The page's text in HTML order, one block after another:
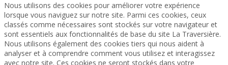
Nous utilisons des cookies pour améliorer votre expérience
lorsque vous naviguez sur notre site. Parmi ces cookies, ceux
classés comme nécessaires sont stockés sur votre navigateur et
sont essentiels aux fonctionnalités de base du site La Traversière.
Nous utilisons également des cookies tiers qui nous aident à
analyser et à comprendre comment vous utilisez et interagissez
avec notre site. Ces cookies ne seront stockés dans votre